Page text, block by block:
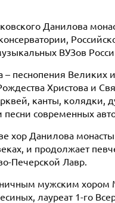
Данилова
консерватории,
ВУЗов
– песнопения
Христова и
канты, колядки,
современных
хор Данилова
и продолжает
Печерской Лавр.
мужским хором
лауреат 1-го